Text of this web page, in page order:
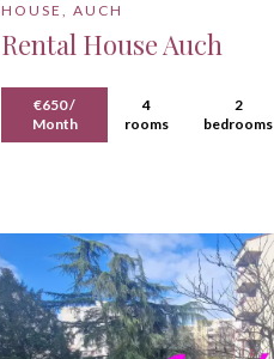
HOUSE, AUCH
Rental House Auch
€650 /
Month
4
rooms
2
bedrooms